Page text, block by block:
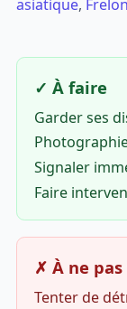
asiatique,
✓ À faire
Garder ses
Signaler
Faire
✗ À ne
Tenter de